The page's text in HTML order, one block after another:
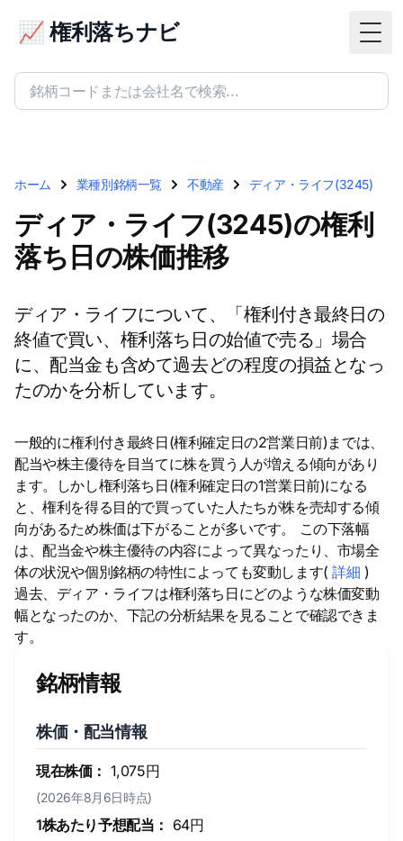
📈 権利落ちナビ
ホーム 業種別銘柄一覧 不動産 ディア・ライフ(3245)
ディア・ライフ(3245)の権利
落ち日の株価推移
ディア・ライフについて、「権利付き最終日の
終値で買い、権利落ち日の始値で売る」場合
に、配当金も含めて過去どの程度の損益となっ
たのかを分析しています。
一般的に権利付き最終日(権利確定日の2営業日前)までは、
配当や株主優待を目当てに株を買う人が増える傾向があり
ます。しかし権利落ち日(権利確定日の1営業日前)になる
と、権利を得る目的で買っていた人たちが株を売却する傾
向があるため株価は下がることが多いです。 この下落幅
は、配当金や株主優待の内容によって異なったり、市場全
体の状況や個別銘柄の特性によっても変動します(詳細 )
過去、ディア・ライフは権利落ち日にどのような株価変動
幅となったのか、下記の分析結果を見ることで確認できま
す。
銘柄情報
株価・配当情報
現在株価： 1,075円
(2026年8月6日時点)
1株あたり予想配当： 64円